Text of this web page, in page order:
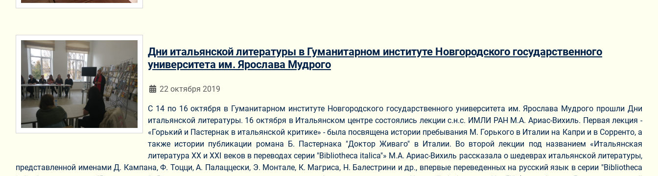
Дни итальянской литературы в Гуманитарном институте Новгородского государственного
университета им. Ярослава Мудрого
Информация о материале
22 октября 2019
С 14 по 16 октября в Гуманитарном институте Новгородского государственного университета им. Ярослава Мудрого прошли Дни
итальянской литературы. 16 октября в Итальянском центре состоялись лекции с.н.с. ИМЛИ РАН М.А. Ариас-Вихиль. Первая лекция -
«Горький и Пастернак в итальянской критике» - была посвящена истории пребывания М. Горького в Италии на Капри и в Сорренто, а
также истории публикации романа Б. Пастернака "Доктор Живаго" в Италии. Во второй лекции под названием «Итальянская
литература ХХ и XXI веков в переводах серии "Bibliotheca italica"» М.А. Ариас-Вихиль рассказала о шедеврах итальянской литературы,
представленной именами Д. Кампана, Ф. Тоцци, А. Палаццески, Э. Монтале, К. Магриса, Н. Балестрини и др., впервые переведенных на русский язык в серии "Bibliotheca